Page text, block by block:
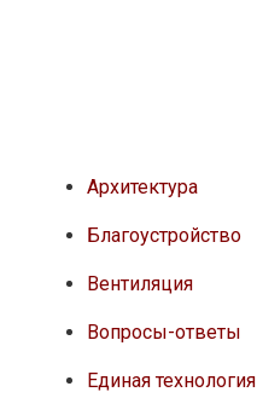
Архитектура
Благоустройство
Вентиляция
Вопросы-ответы
Единая технология